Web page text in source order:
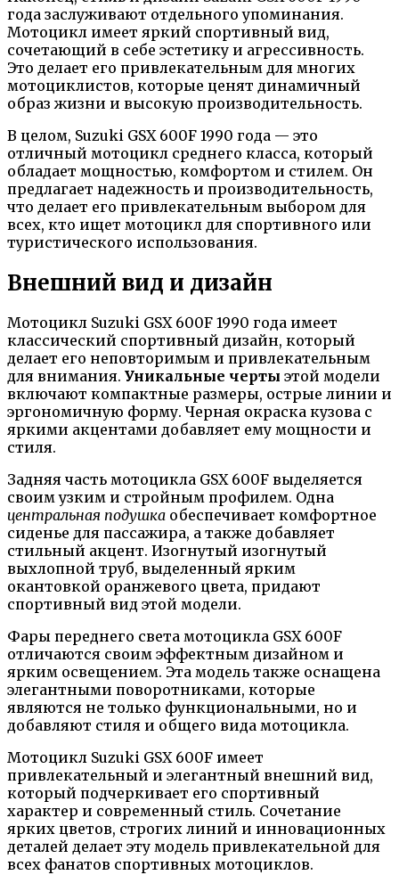
года заслуживают отдельного упоминания.
Мотоцикл имеет яркий спортивный вид,
сочетающий в себе эстетику и агрессивность.
Это делает его привлекательным для многих
мотоциклистов, которые ценят динамичный
образ жизни и высокую производительность.
В целом, Suzuki GSX 600F 1990 года — это
отличный мотоцикл среднего класса, который
обладает мощностью, комфортом и стилем. Он
предлагает надежность и производительность,
что делает его привлекательным выбором для
всех, кто ищет мотоцикл для спортивного или
туристического использования.
Внешний вид и дизайн
Мотоцикл Suzuki GSX 600F 1990 года имеет
классический спортивный дизайн, который
делает его неповторимым и привлекательным
для внимания. Уникальные черты этой модели
включают компактные размеры, острые линии и
эргономичную форму. Черная окраска кузова с
яркими акцентами добавляет ему мощности и
стиля.
Задняя часть мотоцикла GSX 600F выделяется
своим узким и стройным профилем. Одна
центральная подушка обеспечивает комфортное
сиденье для пассажира, а также добавляет
стильный акцент. Изогнутый изогнутый
выхлопной труб, выделенный ярким
окантовкой оранжевого цвета, придают
спортивный вид этой модели.
Фары переднего света мотоцикла GSX 600F
отличаются своим эффектным дизайном и
ярким освещением. Эта модель также оснащена
элегантными поворотниками, которые
являются не только функциональными, но и
добавляют стиля и общего вида мотоцикла.
Мотоцикл Suzuki GSX 600F имеет
привлекательный и элегантный внешний вид,
который подчеркивает его спортивный
характер и современный стиль. Сочетание
ярких цветов, строгих линий и инновационных
деталей делает эту модель привлекательной для
всех фанатов спортивных мотоциклов.